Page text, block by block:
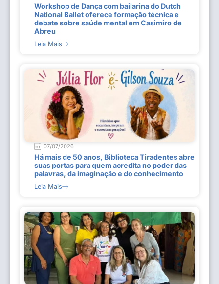
Workshop de Dança com bailarina do Dutch
National Ballet oferece formação técnica e
debate sobre saúde mental em Casimiro de
Abreu
Leia Mais
07/07/2026
Há mais de 50 anos, Biblioteca Tiradentes abre
suas portas para quem acredita no poder das
palavras, da imaginação e do conhecimento
Leia Mais